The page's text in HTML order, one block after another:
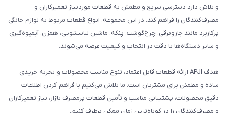
و تلاش دارد دسترسی سریع و مطمئن به قطعات موردنیاز تعمیرکاران و
مصرف‌کنندگان را فراهم کند. در این مجموعه، انواع قطعات مربوط به لوازم خانگی
پرکاربرد مانند جاروبرقی، چرخ‌گوشت، پنکه، ماشین لباسشویی، همزن، آبمیوه‌گیری
و سایر دستگاه‌ها با دقت در انتخاب و کیفیت عرضه می‌شوند.
هدف APJI ارائه قطعات قابل اعتماد، تنوع مناسب محصولات و تجربه خریدی
ساده و مطمئن برای مشتریان است. ما تلاش می‌کنیم با فراهم کردن اطلاعات
دقیق محصولات، پشتیبانی مناسب و تأمین قطعات پرمصرف بازار، نیاز تعمیرکاران
و مصرف‌کنندگان را در کوتاه‌ترین زمان ممکن برطرف کنیم.